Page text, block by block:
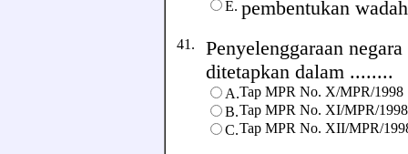
E. pembentukan
41. Penyelenggaraan
ditetapkan dalam ........
A.Tap MPR No. X/MPR/1998
B.Tap MPR No. XI/MPR/1998
C.Tap MPR No. XII/MPR/